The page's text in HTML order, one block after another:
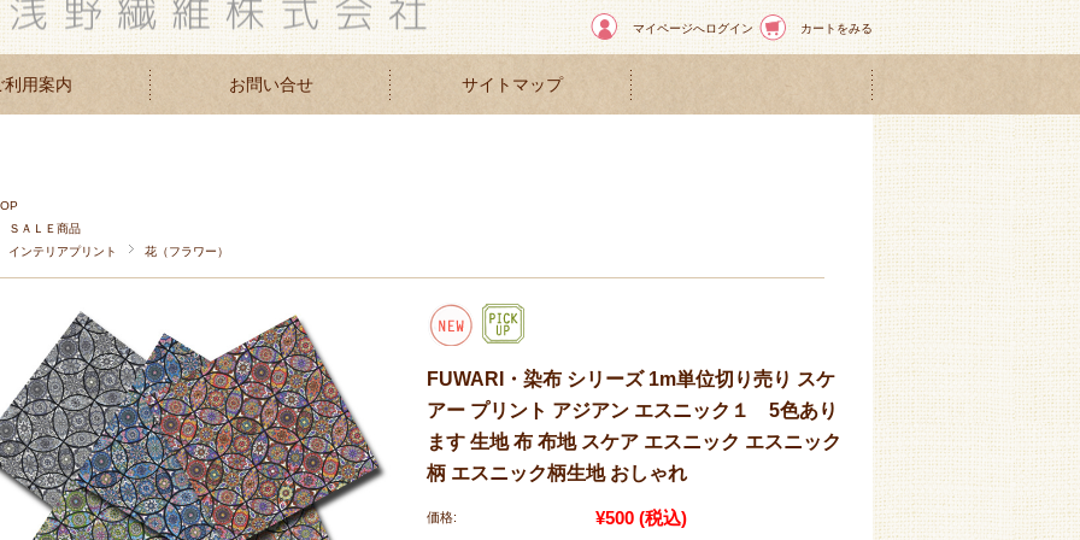
マイページへログイン カートをみる
利用案内 お問い合せ サイトマップ
ＳＡＬＥ商品
インテリアプリント
花（フラワー）
FUWARI・染布 シリーズ 1m単位切り売り スケ
アー プリント アジアン エスニック１ 5色あり
ます 生地 布 布地 スケア エスニック エスニック
柄 エスニック柄生地 おしゃれ
価格: ¥500 (税込)